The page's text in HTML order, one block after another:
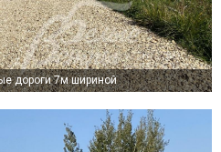
дороги 7м шириной